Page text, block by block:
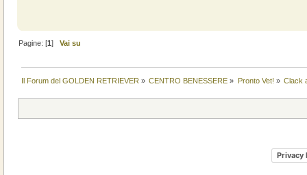
Pagine: [1]Vai su
Il Forum del GOLDEN RETRIEVER » CENTRO BENESSERE » Pronto Vet! » Clack
Privacy